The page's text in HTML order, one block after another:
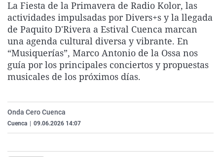
La rosa de los vientos
Gente viajera
Como el perro y el
Caso
Retornados
Equipo de
Operación Viuda
Extremadura
Galicia
La Rioja
Navarra
Virales
Televisión
Elecciones
La Fiesta de la Primavera de Radio Kolor, las
actividades impulsadas por Divers+s y la llegada
de Paquito D'Rivera a Estival Cuenca marcan
una agenda cultural diversa y vibrante. En
“Musiquerías”, Marco Antonio de la Ossa nos
guía por los principales conciertos y propuestas
musicales de los próximos días.
Onda Cero Cuenca
Cuenca 09.06.2026 14:07